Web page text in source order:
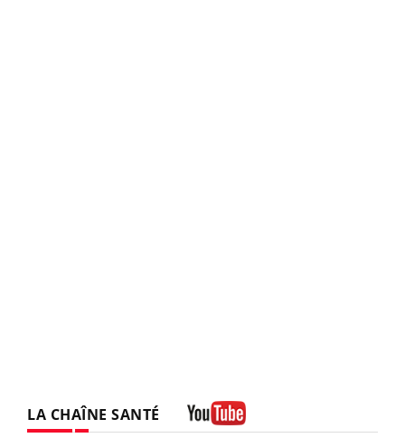
LA CHAÎNE SANTÉ